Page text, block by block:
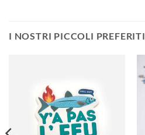
a
CHF 180.0
I NOSTRI PICCOLI PREFERITI